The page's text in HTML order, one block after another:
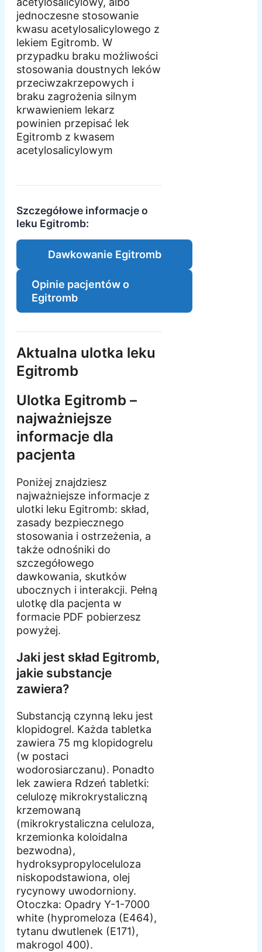
jednoczesne stosowanie
kwasu acetylosalicylowego z
lekiem Egitromb. W
przypadku braku możliwości
stosowania doustnych leków
przeciwzakrzepowych i
braku zagrożenia silnym
krwawieniem lekarz
powinien przepisać lek
Egitromb z kwasem
acetylosalicylowym
Szczegółowe informacje o
leku Egitromb:
Dawkowanie Egitromb
Opinie pacjentów o
Egitromb
Aktualna ulotka leku
Egitromb
Ulotka Egitromb –
najważniejsze
informacje dla
pacjenta
Poniżej znajdziesz
najważniejsze informacje z
ulotki leku Egitromb: skład,
zasady bezpiecznego
stosowania i ostrzeżenia, a
także odnośniki do
szczegółowego
dawkowania, skutków
ubocznych i interakcji. Pełną
ulotkę dla pacjenta w
formacie PDF pobierzesz
powyżej.
Jaki jest skład Egitromb,
jakie substancje
zawiera?
Substancją czynną leku jest
klopidogrel. Każda tabletka
zawiera 75 mg klopidogrelu
(w postaci
wodorosiarczanu). Ponadto
lek zawiera Rdzeń tabletki:
celulozę mikrokrystaliczną
krzemowaną
(mikrokrystaliczna celuloza,
krzemionka koloidalna
bezwodna),
hydroksypropyloceluloza
niskopodstawiona, olej
rycynowy uwodorniony.
Otoczka: Opadry Y-1-7000
white (hypromeloza (E464),
tytanu dwutlenek (E171),
makrogol 400).